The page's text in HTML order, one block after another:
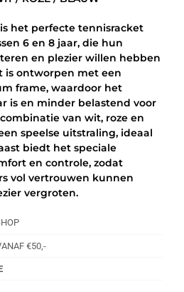
is het perfecte tennisracket
6 en 8 jaar, die hun
en plezier willen hebben
is ontworpen met een
frame, waardoor het
is en minder belastend voor
van wit, roze en
speelse uitstraling, ideaal
biedt het speciale
en controle, zodat
vol vertrouwen kunnen
vergroten.
€50,-